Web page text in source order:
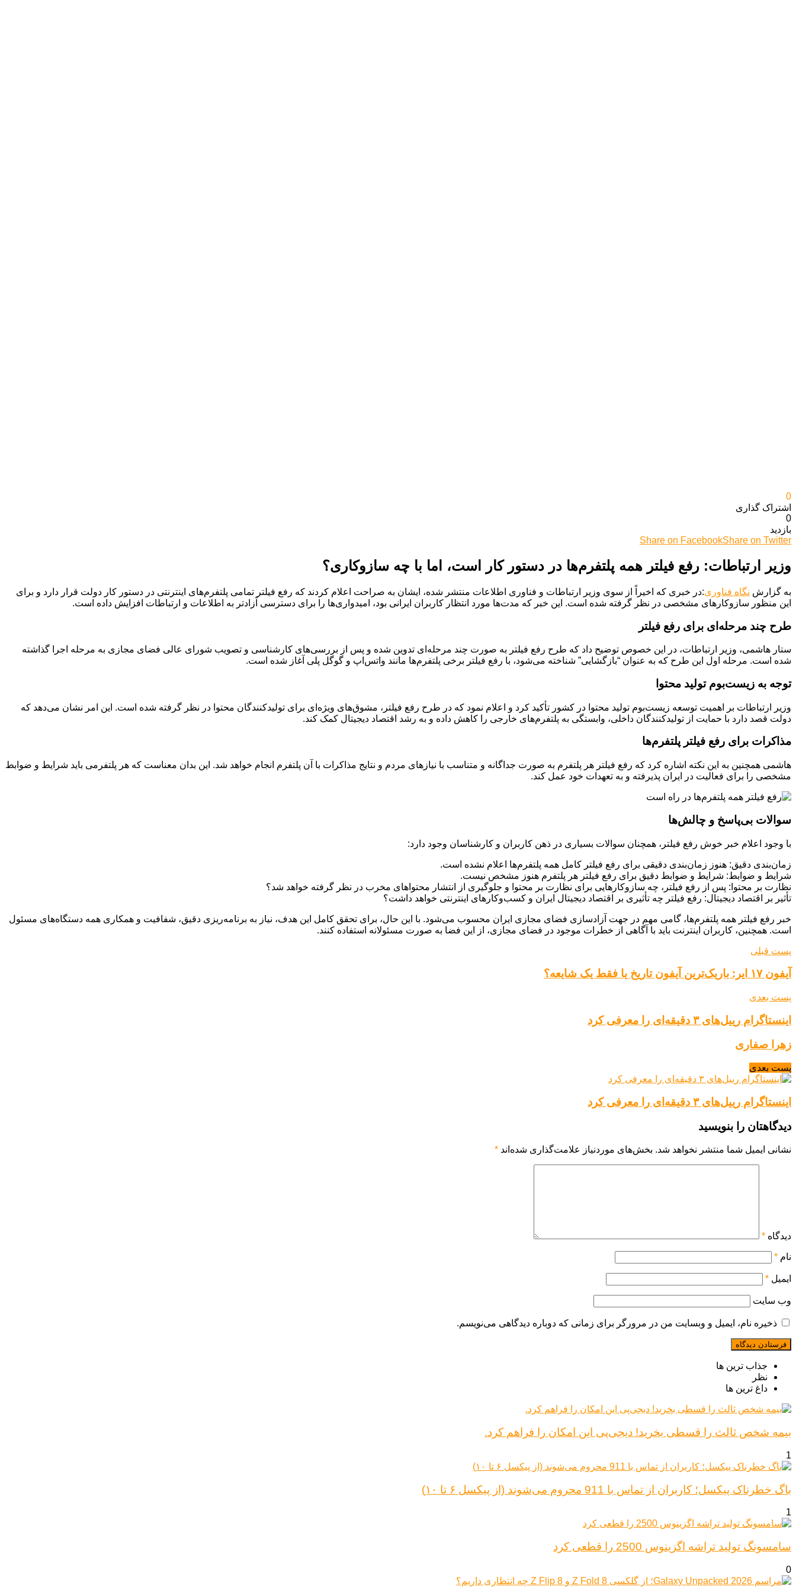
0
اشتراک گذاری‌
0
بازدید
Share on FacebookShare on Twitter
وزیر ارتباطات: رفع فیلتر همه پلتفرم‌ها در دستور کار است، اما با چه سازوکاری؟
به گزارش نگاه فناوری:در خبری که اخیراً از سوی وزیر ارتباطات و فناوری اطلاعات منتشر شده، ایشان به صراحت اعلام کردند که رفع فیلتر تمامی پلتفرم‌های اینترنتی در دستور کار دولت قرار دارد و برای
این منظور سازوکارهای مشخصی در نظر گرفته شده است. این خبر که مدت‌ها مورد انتظار کاربران ایرانی بود، امیدواری‌ها را برای دسترسی آزادتر به اطلاعات و ارتباطات افزایش داده است.
طرح چند مرحله‌ای برای رفع فیلتر
ستار هاشمی، وزیر ارتباطات، در این خصوص توضیح داد که طرح رفع فیلتر به صورت چند مرحله‌ای تدوین شده و پس از بررسی‌های کارشناسی و تصویب شورای عالی فضای مجازی به مرحله اجرا گذاشته
شده است. مرحله اول این طرح که به عنوان “بازگشایی” شناخته می‌شود، با رفع فیلتر برخی پلتفرم‌ها مانند واتس‌اپ و گوگل پلی آغاز شده است.
توجه به زیست‌بوم تولید محتوا
وزیر ارتباطات بر اهمیت توسعه زیست‌بوم تولید محتوا در کشور تأکید کرد و اعلام نمود که در طرح رفع فیلتر، مشوق‌های ویژه‌ای برای تولیدکنندگان محتوا در نظر گرفته شده است. این امر نشان می‌دهد که
دولت قصد دارد با حمایت از تولیدکنندگان داخلی، وابستگی به پلتفرم‌های خارجی را کاهش داده و به رشد اقتصاد دیجیتال کمک کند.
مذاکرات برای رفع فیلتر پلتفرم‌ها
هاشمی همچنین به این نکته اشاره کرد که رفع فیلتر هر پلتفرم به صورت جداگانه و متناسب با نیازهای مردم و نتایج مذاکرات با آن پلتفرم انجام خواهد شد. این بدان معناست که هر پلتفرمی باید شرایط و ضوابط
مشخصی را برای فعالیت در ایران پذیرفته و به تعهدات خود عمل کند.
سوالات بی‌پاسخ و چالش‌ها
با وجود اعلام خبر خوش رفع فیلتر، همچنان سوالات بسیاری در ذهن کاربران و کارشناسان وجود دارد:
زمان‌بندی دقیق: هنوز زمان‌بندی دقیقی برای رفع فیلتر کامل همه پلتفرم‌ها اعلام نشده است.
شرایط و ضوابط: شرایط و ضوابط دقیق برای رفع فیلتر هر پلتفرم هنوز مشخص نیست.
نظارت بر محتوا: پس از رفع فیلتر، چه سازوکارهایی برای نظارت بر محتوا و جلوگیری از انتشار محتواهای مخرب در نظر گرفته خواهد شد؟
تأثیر بر اقتصاد دیجیتال: رفع فیلتر چه تأثیری بر اقتصاد دیجیتال ایران و کسب‌وکارهای اینترنتی خواهد داشت؟
خبر رفع فیلتر همه پلتفرم‌ها، گامی مهم در جهت آزادسازی فضای مجازی ایران محسوب می‌شود. با این حال، برای تحقق کامل این هدف، نیاز به برنامه‌ریزی دقیق، شفافیت و همکاری همه دستگاه‌های مسئول
است. همچنین، کاربران اینترنت باید با آگاهی از خطرات موجود در فضای مجازی، از این فضا به صورت مسئولانه استفاده کنند.
پست قبلی
آیفون ۱۷ ایر: باریک‌ترین آیفون تاریخ یا فقط یک شایعه؟
پست بعدی
اینستاگرام رییل‌های ۳ دقیقه‌ای را معرفی کرد
زهرا صفاری
پست بعدی
اینستاگرام رییل‌های ۳ دقیقه‌ای را معرفی کرد
دیدگاهتان را بنویسید
نشانی ایمیل شما منتشر نخواهد شد. بخش‌های موردنیاز علامت‌گذاری شده‌اند *
دیدگاه *
نام *
ایمیل *
وب‌ سایت
ذخیره نام، ایمیل و وبسایت من در مرورگر برای زمانی که دوباره دیدگاهی می‌نویسم.
جذاب ترین ها
نظر
داغ ترین ها
بیمه شخص ثالث را قسطی بخرید! دیجی‌پی این امکان را فراهم کرد.
1
باگ خطرناک پیکسل؛ کاربران از تماس با 911 محروم می‌شوند (از پیکسل ۶ تا ۱۰)
1
سامسونگ تولید تراشه اگزینوس 2500 را قطعی کرد
0